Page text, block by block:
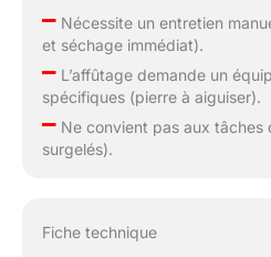
–Nécessite un entretien
et séchage immédiat).
–L’affûtage demande un
spécifiques (pierre à aiguiser).
–Ne convient pas aux tâches
surgelés).
Fiche technique